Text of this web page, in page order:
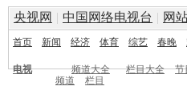
央视网 | 中国网络电视台 | 网
首页 新闻 经济 体育 综艺 春晚
电视 频道大全 栏目大全 节
频道
栏目